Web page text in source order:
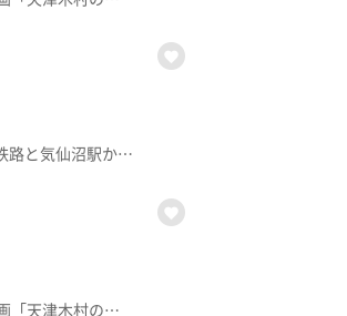
JR大船渡線は、岩手県一関市の一ノ関駅から宮城県気仙沼市の気仙沼駅を結ぶ鉄路と気仙沼駅から大船渡市盛駅間のBRT路線の線形を竜に見立てて「ドラゴンレール大船渡線」という愛称が付けられています。この企画では、JR大船渡線開業100周年(一関～摺沢間)を記念して、女優・モデルの小松彩夏とアンダーエイジたもんが、大船渡線に乗りながら沿線のスポットをめぐります。今回は陸前高田の発酵文化をテーマにした複合商業施設で、地元の食材や伝統を活かしたグルメを味わいました。 ※2025年8月16日放送
番組ＭＣ 天津木村が県内33市町村で、それぞれのまちの「ええトコ」を探す企画「天津木村のどっかええトコありますか？」2周目の第3回は「滝沢市」！※2024年3月16日(土)放送